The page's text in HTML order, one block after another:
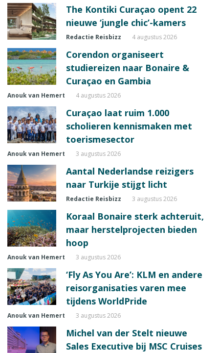
The Kontiki Curaçao opent 22
nieuwe ‘jungle chic’-kamers
Redactie Reisbizz 4 augustus 2026
Corendon organiseert
studiereizen naar Bonaire &
Curaçao en Gambia
Anouk van Hemert 4 augustus 2026
Curaçao laat ruim 1.000
scholieren kennismaken met
toerismesector
Anouk van Hemert 3 augustus 2026
Aantal Nederlandse reizigers
naar Turkije stijgt licht
Redactie Reisbizz 3 augustus 2026
Koraal Bonaire sterk achteruit,
maar herstelprojecten bieden
hoop
Anouk van Hemert 3 augustus 2026
‘Fly As You Are’: KLM en andere
reisorganisaties varen mee
tijdens WorldPride
Anouk van Hemert 3 augustus 2026
Michel van der Stelt nieuwe
Sales Executive bij MSC Cruises